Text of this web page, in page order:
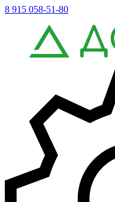
8 915 058-51-80